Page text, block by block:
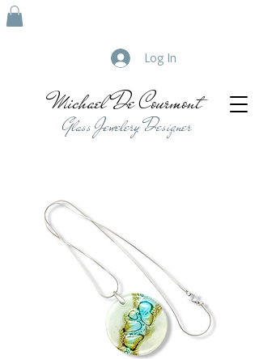
Michael De Courmont
Glass Jewelery Designer
Log In